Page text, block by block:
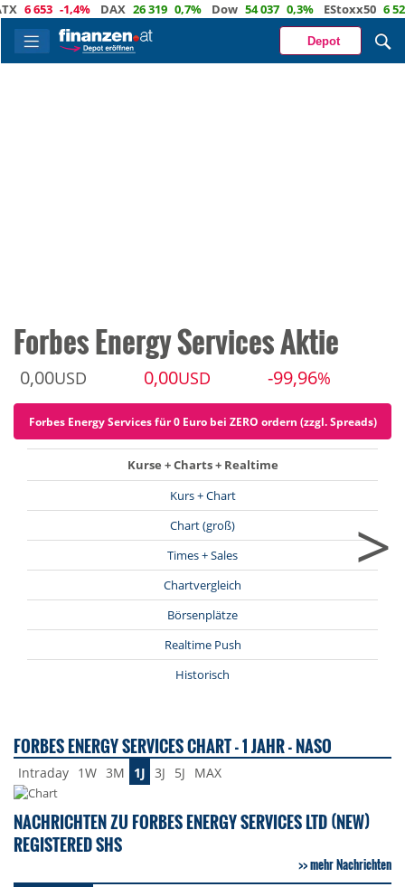
-1,4% DAX 26 319 0,7% Dow 54 037 0,3% EStoxx50 6 524
Depot
Forbes Energy Services Aktie
0,00USD 0,00USD -99,96%
Forbes Energy Services für 0 Euro bei ZERO ordern (zzgl. Spreads)
Kurse + Charts + Realtime
Kurs + Chart
Chart (groß)
Times + Sales
Chartvergleich
Börsenplätze
Realtime Push
Historisch
>
FORBES ENERGY SERVICES CHART - 1 JAHR - NASO
Intraday 1W 3M 1J 3J 5J MAX
NACHRICHTEN ZU FORBES ENERGY SERVICES LTD (NEW)
REGISTERED SHS
mehr Nachrichten